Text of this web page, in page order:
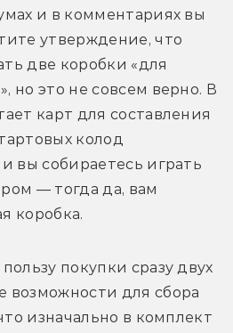
и в комментариях вы
утверждение, что
две коробки «для
но это не совсем верно. В
карт для составления
колод
вы собираетесь играть
— тогда да, вам
коробка.
покупки сразу двух
возможности для сбора
изначально в комплект